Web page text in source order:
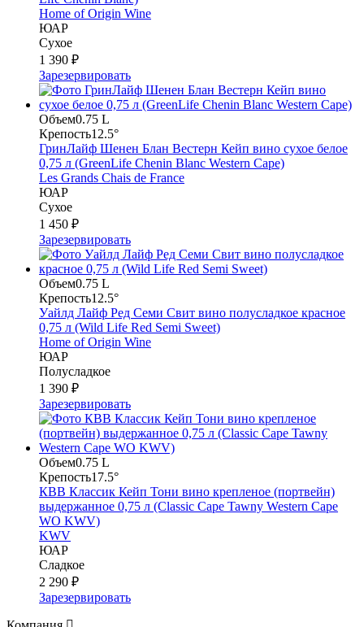
Home of Origin Wine
ЮАР
Сухое
1 390 ₽
Зарезервировать
Объем0.75 L
Крепость12.5°
ГринЛайф Шенен Блан Вестерн Кейп вино сухое белое
0,75 л (GreenLife Chenin Blanc Western Cape)
Les Grands Chais de France
ЮАР
Сухое
1 450 ₽
Зарезервировать
Объем0.75 L
Крепость12.5°
Уайлд Лайф Ред Семи Свит вино полусладкое красное
0,75 л (Wild Life Red Semi Sweet)
Home of Origin Wine
ЮАР
Полусладкое
1 390 ₽
Зарезервировать
Объем0.75 L
Крепость17.5°
КВВ Классик Кейп Тони вино крепленое (портвейн)
выдержанное 0,75 л (Classic Cape Tawny Western Cape
WO KWV)
KWV
ЮАР
Сладкое
2 290 ₽
Зарезервировать